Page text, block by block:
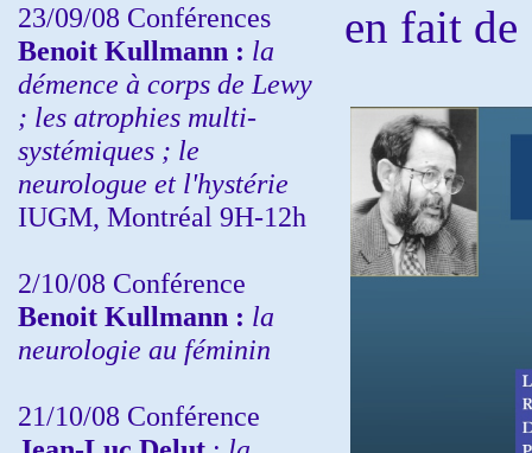
23/09/08 Conférences
Benoit Kullmann : la
démence à corps de Lewy
; les atrophies multi-
systémiques ; le
neurologue et l'hystérie
IUGM, Montréal 9H-12h
2/10/08 Conférence
Benoit Kullmann : la
neurologie au féminin
21/10/08 Conférence
en fait de